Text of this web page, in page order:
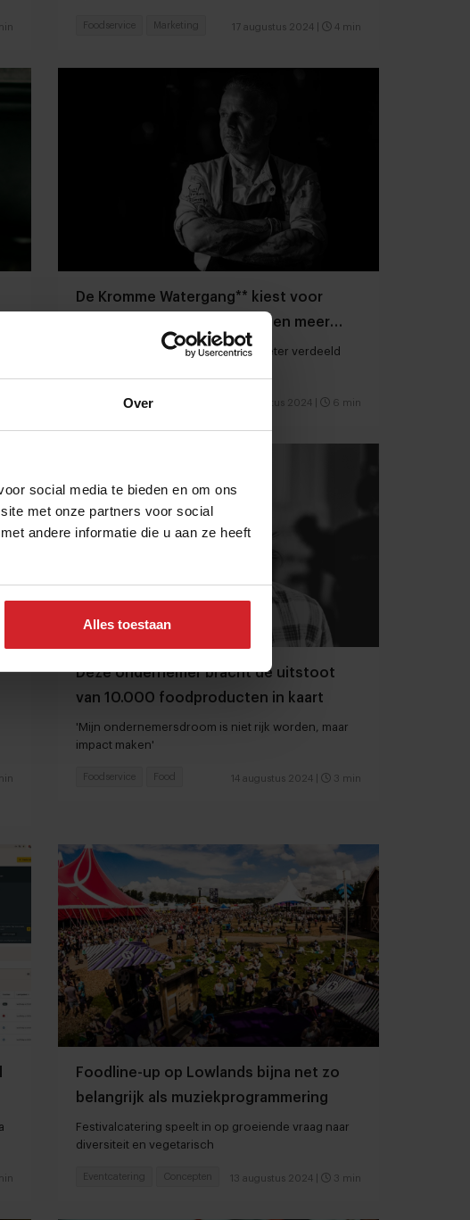
Over
social media te bieden en om ons
met onze partners voor social
andere informatie die u aan ze heeft
Alles toestaan
17 augustus 2024 4 min
Foodservice Marketing
De Kromme Watergang** kiest voor
minder fine dining couverts en meer
bistrostoelen
Edwin Vinke: “Zo hebben we een beter verdeeld
16 augustus 2024 6 min
Restaurants
Deze ondernemer bracht de uitstoot
van 10.000 foodproducten in kaart
'Mijn ondernemersdroom is niet rijk worden, maar
impact maken'
14 augustus 2024 3 min
Foodservice Food
Foodline-up op Lowlands bijna net zo
belangrijk als muziekprogrammering
Festivalcatering speelt in op groeiende vraag naar
diversiteit en vegetarisch
13 augustus 2024 3 min
Eventcatering Concepten